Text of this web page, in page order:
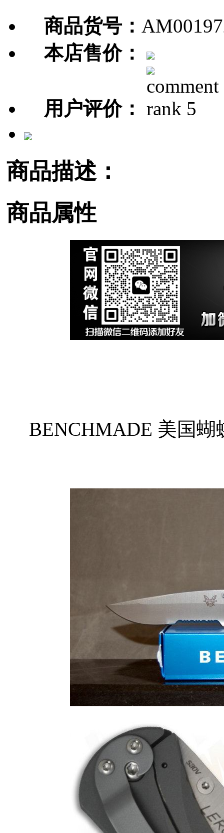
商品货号：
本店售价：
用户评价：
商品描述：
商品属性
BENCHMADE 美国蝴